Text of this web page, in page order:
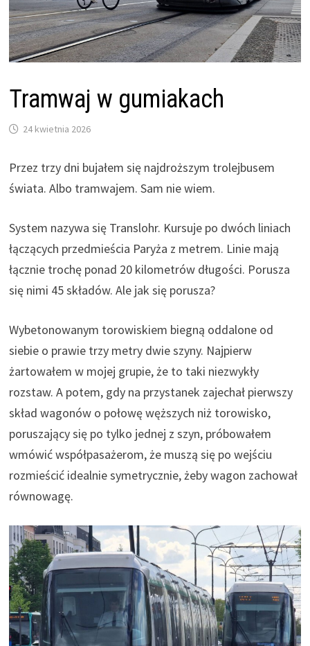
Tramwaj w gumiakach
24 kwietnia 2026
Przez trzy dni bujałem się najdroższym trolejbusem
świata. Albo tramwajem. Sam nie wiem.
System nazywa się Translohr. Kursuje po dwóch liniach
łączących przedmieścia Paryża z metrem. Linie mają
łącznie trochę ponad 20 kilometrów długości. Porusza
się nimi 45 składów. Ale jak się porusza?
Wybetonowanym torowiskiem biegną oddalone od
siebie o prawie trzy metry dwie szyny. Najpierw
żartowałem w mojej grupie, że to taki niezwykły
rozstaw. A potem, gdy na przystanek zajechał pierwszy
skład wagonów o połowę węższych niż torowisko,
poruszający się po tylko jednej z szyn, próbowałem
wmówić współpasażerom, że muszą się po wejściu
rozmieścić idealnie symetrycznie, żeby wagon zachował
równowagę.